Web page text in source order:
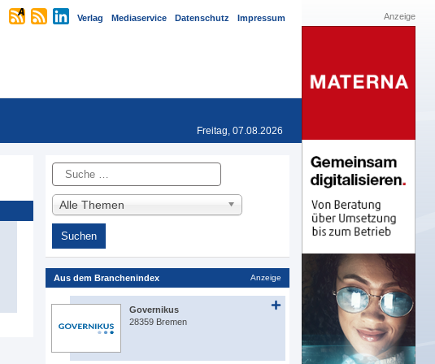
Verlag Mediaservice Datenschutz Impressum
Freitag, 07.08.2026
Suche
Alle Themen
Aus dem Branchenindex Anzeige
Governikus
28359 Bremen
Anzeige